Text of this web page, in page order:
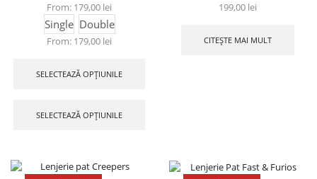
From: 179,00 lei
Single Double
From: 179,00 lei
SELECTEAZĂ OPȚIUNILE
SELECTEAZĂ OPȚIUNILE
199,00 lei
CITEȘTE MAI MULT